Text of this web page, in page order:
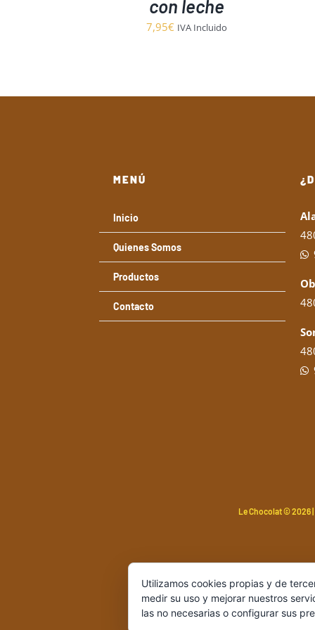
con leche
7,95€ IVA Incluido
MENÚ
Inicio
Quienes Somos
Productos
Contacto
Le Chocolat ©2026
Utilizamos cookies propias y de
medir su uso y mejorar nuestros
las no necesarias o configurar sus